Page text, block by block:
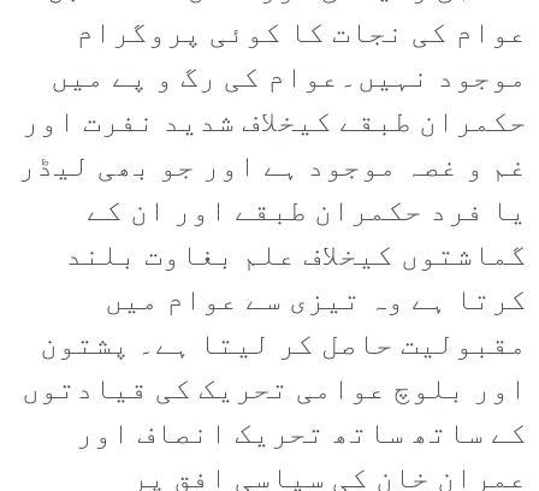
عوام کی نجات کا کوئی پروگرام
موجود نہیں۔عوام کی رگ و پے میں
حکمران طبقے کیخلاف شدید نفرت اور
غم و غصہ موجود ہے اور جو بھی لیڈر
یا فرد حکمران طبقے اور ان کے
گماشتوں کیخلاف علم بغاوت بلند
کرتا ہے وہ تیزی سے عوام میں
مقبولیت حاصل کر لیتا ہے۔ پشتون
اور بلوچ عوامی تحریک کی قیادتوں
کے ساتھ ساتھ تحریک انصاف اور
عمران خان کی سیاسی افق پر